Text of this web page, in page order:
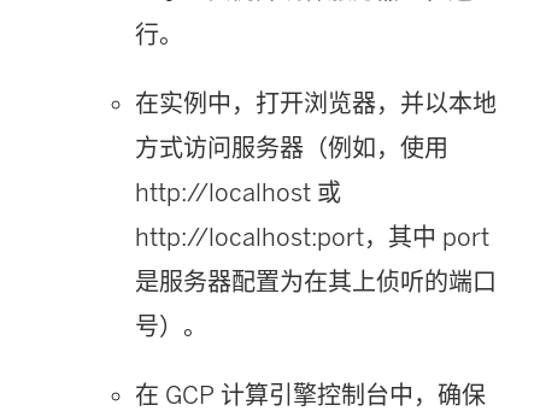
行。
在实例中，打开浏览器，并以本地
方式访问服务器（例如，使用
http://localhost 或
http://localhost:port，其中 port
是服务器配置为在其上侦听的端口
号）。
在 GCP 计算引擎控制台中，确保